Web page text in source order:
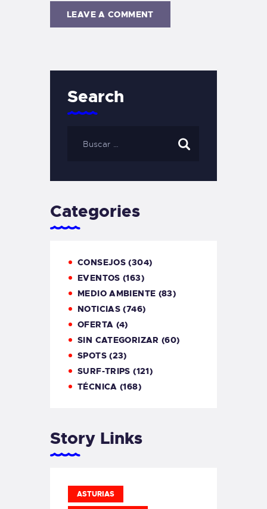
Search
Categories
CONSEJOS (304)
EVENTOS (163)
MEDIO AMBIENTE (83)
NOTICIAS (746)
OFERTA (4)
SIN CATEGORIZAR (60)
SPOTS(23)
SURF-TRIPS (121)
TÉCNICA (168)
Story Links
ASTURIAS